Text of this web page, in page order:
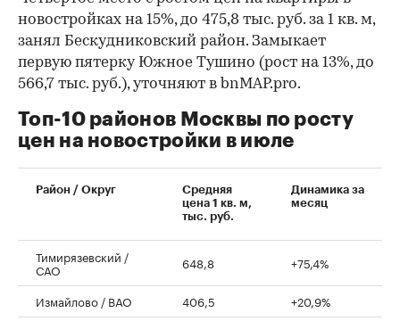
00:00 / 00:00
новостройках на 15%, до 475,8 тыс. руб. за 1 кв. м,
занял Бескудниковский район. Замыкает
первую пятерку Южное Тушино (рост на 13%, до
566,7 тыс. руб.), уточняют в bnMAP.pro.
Топ-10 районов Москвы по росту
цен на новостройки в июле
Район / Округ
Средняя
цена 1 кв. м,
тыс. руб.
Динамика за
месяц
Тимирязевский /
САО 648,8 +75,4%
Измайлово / ВАО 406,5
+20,9%